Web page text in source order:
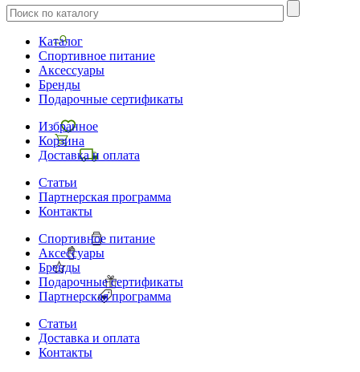
Каталог
Спортивное питание
Аксессуары
Бренды
Подарочные сертификаты
Избранное
Корзина
Доставка и оплата
Статьи
Партнерская программа
Контакты
Спортивное питание
Аксессуары
Бренды
Подарочные сертификаты
Партнерская программа
Статьи
Доставка и оплата
Контакты